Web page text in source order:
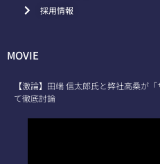
採用情報
MOVIE
【激論】田端 信太郎氏と弊社高桑が
て徹底討論